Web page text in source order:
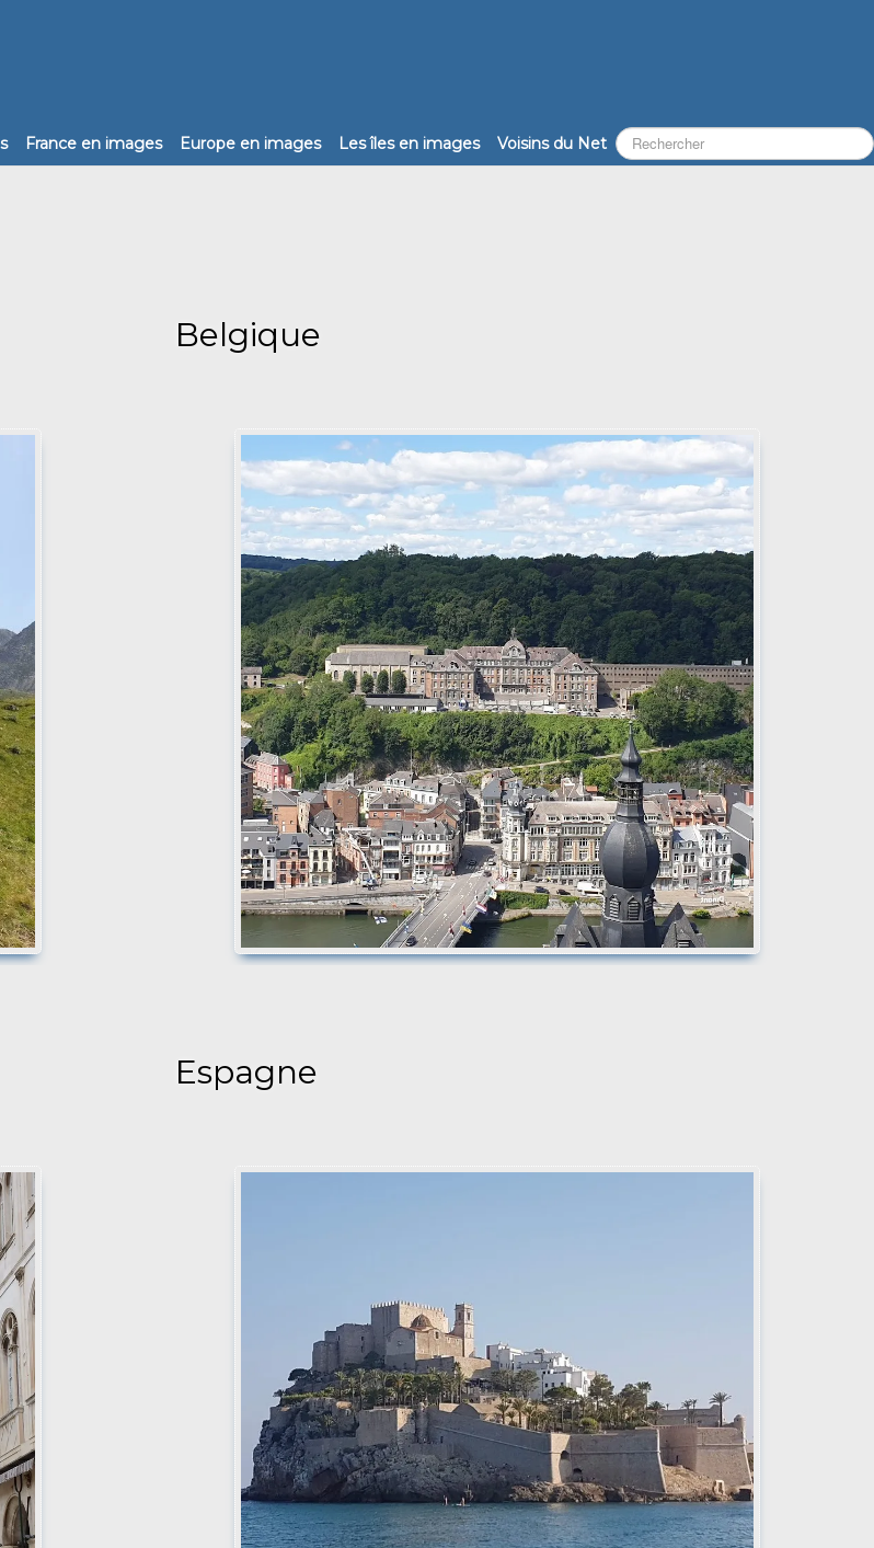
France en images Europe en images Les îles en images Voisins du Net
Belgique
Espagne